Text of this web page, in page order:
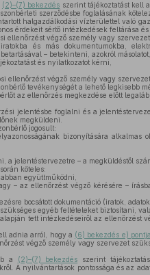
(2)–(7) bekezdés szerint tájékoztatást kell
szerződésbe foglalásának
halgazdálkodási vízterülettel való
érdekeit sértő intézkedések feltárása
ellenőrzést végző személy vagy
és más dokumentumokba,
– betekinteni, azokról
és nyilatkozatot kérni,
ellenőrzést végző személy vagy
tevékenységét a lehető legkisebb
az ellenőrzés megkezdése előtt
jelentésbe foglalni és a
megküldeni.
jogosult:
bizonyítására
a jelentéstervezetre – a megküldéstől
köteles:
együttműködni,
– az ellenőrzést végző kérésére –
bocsátott dokumentáció (iratok,
egyéb feltételeket biztosítani,
tett intézkedéseiről az ellenőrzést
adnia arról, hogy a (6) bekezdés e) pontja
végző személy vagy szervezet
a (2)–(7) bekezdés szerint
A nyilvántartások pontossága és az